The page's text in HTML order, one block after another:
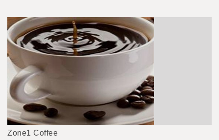
Zone1 Coffee